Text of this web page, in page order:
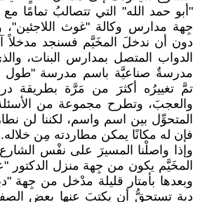
"أبو حمد الله" التي تتصالبُ تمامًا
جِهة مدارس وكالة "غوث اللاجئين"،
دون أن ندخلَ المخَيَّم فسنجد
الدواب المتصل بمدارس البنات،
مدرسةٌ صناعيَّة باسم مدرسة "طول
تمَّ تغييرُه أكثرَ من مَرَّة بطريقة
والعجبَ، وتطرح مجموعة من الأسئلة
المتحوِّل بين اسم واسم، لكننا لن
فإن له مكانًا يمكن مطاردته مِن خلاله.
وإذا واصلْنا المسيرَ على نفْس
المخَيَّم يكون من جِهة منزل الدكتور
وبعدها بأمتار قليلة مدْخل من جِهة
دبة تستحقُّ أن يكتبَ عنها بعض